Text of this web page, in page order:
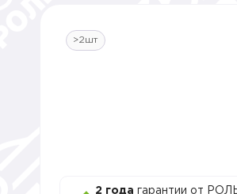
>2шт
2 года гарантии от